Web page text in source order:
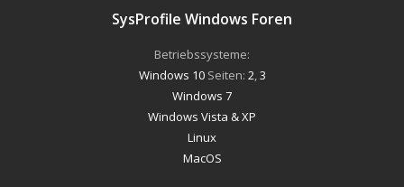
SysProfile Windows Foren
Betriebssysteme:
Windows 10Seiten: 2 3
Windows 7
Windows Vista & XP
Linux
MacOS